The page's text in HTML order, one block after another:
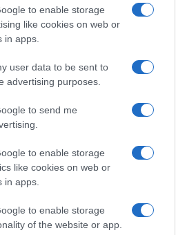
to enable storage
like cookies on web or
in apps.
user data to be sent to
advertising purposes.
to send me
to enable storage
like cookies on web or
in apps.
to enable storage
of the website or app.